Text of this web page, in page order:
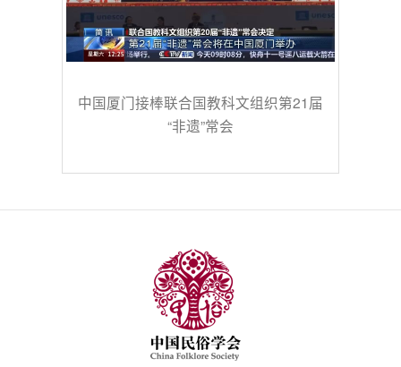
中国厦门接棒联合国教科文组织第21届
“非遗”常会